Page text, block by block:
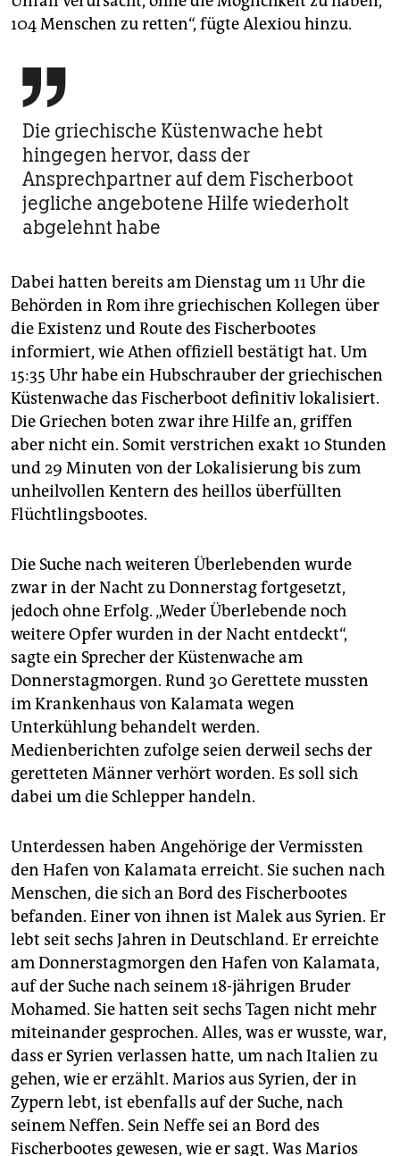
104 Menschen zu retten“, fügte Alexiou hinzu.

Die griechische Küstenwache hebt
hingegen hervor, dass der
Ansprechpartner auf dem Fischerboot
jegliche angebotene Hilfe wiederholt
abgelehnt habe
Dabei hatten bereits am Dienstag um 11 Uhr die
Behörden in Rom ihre griechischen Kollegen über
die Existenz und Route des Fischerbootes
informiert, wie Athen offiziell bestätigt hat. Um
15:35 Uhr habe ein Hubschrauber der griechischen
Küstenwache das Fischerboot definitiv lokalisiert.
Die Griechen boten zwar ihre Hilfe an, griffen
aber nicht ein. Somit verstrichen exakt 10 Stunden
und 29 Minuten von der Lokalisierung bis zum
unheilvollen Kentern des heillos überfüllten
Flüchtlingsbootes.
Die Suche nach weiteren Überlebenden wurde
zwar in der Nacht zu Donnerstag fortgesetzt,
jedoch ohne Erfolg. „Weder Überlebende noch
weitere Opfer wurden in der Nacht entdeckt“,
sagte ein Sprecher der Küstenwache am
Donnerstagmorgen. Rund 30 Gerettete mussten
im Krankenhaus von Kalamata wegen
Unterkühlung behandelt werden.
Medienberichten zufolge seien derweil sechs der
geretteten Männer verhört worden. Es soll sich
dabei um die Schlepper handeln.
Unterdessen haben Angehörige der Vermissten
den Hafen von Kalamata erreicht. Sie suchen nach
Menschen, die sich an Bord des Fischerbootes
befanden. Einer von ihnen ist Malek aus Syrien. Er
lebt seit sechs Jahren in Deutschland. Er erreichte
am Donnerstagmorgen den Hafen von Kalamata,
auf der Suche nach seinem 18-jährigen Bruder
Mohamed. Sie hatten seit sechs Tagen nicht mehr
miteinander gesprochen. Alles, was er wusste, war,
dass er Syrien verlassen hatte, um nach Italien zu
gehen, wie er erzählt. Marios aus Syrien, der in
Zypern lebt, ist ebenfalls auf der Suche, nach
seinem Neffen. Sein Neffe sei an Bord des
Fischerbootes gewesen, wie er sagt. Was Marios